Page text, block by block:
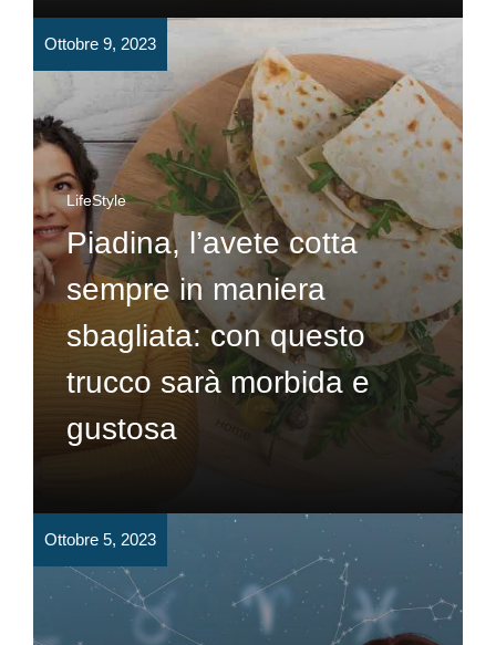
Ottobre 9, 2023
LifeStyle
Piadina, l’avete cotta
sempre in maniera
sbagliata: con questo
trucco sarà morbida e
gustosa
Ottobre 5, 2023